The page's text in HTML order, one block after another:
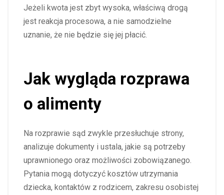
Jeżeli kwota jest zbyt wysoka, właściwą drogą
jest reakcja procesowa, a nie samodzielne
uznanie, że nie będzie się jej płacić.
Jak wygląda rozprawa
o alimenty
Na rozprawie sąd zwykle przesłuchuje strony,
analizuje dokumenty i ustala, jakie są potrzeby
uprawnionego oraz możliwości zobowiązanego.
Pytania mogą dotyczyć kosztów utrzymania
dziecka, kontaktów z rodzicem, zakresu osobistej